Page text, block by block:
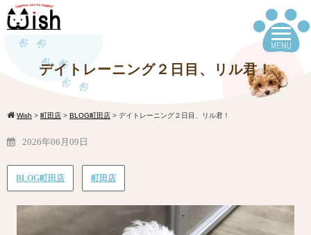
デイトレーニング２日目、リル君！
Wish > 町田店 > BLOG町田店 > デイトレーニング２日目、リル君！
2026年06月09日
BLOG町田店 町田店